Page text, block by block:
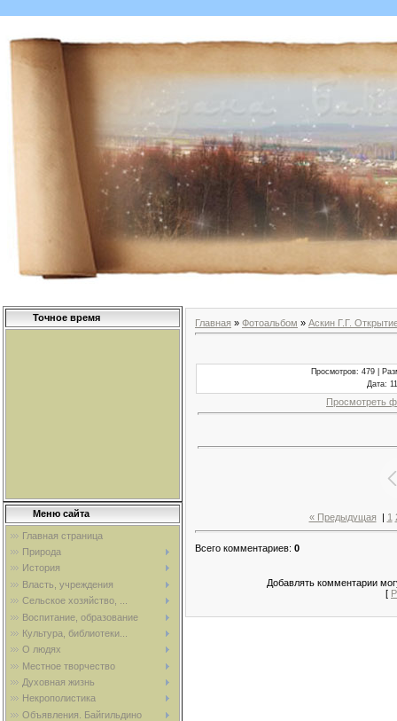
Точное время
Меню сайта
Главная страница
Природа
История
Власть, учреждения
Сельское хозяйство, ...
Воспитание, образование
Культура, библиотеки...
О людях
Местное творчество
Духовная жизнь
Некрополистика
Объявления. Байгильдино
Главная » Фотоальбом » Аскин Г.Г.
Просмотров: 479 |
Дата:
Просмотреть
« Предыдущая 1
Всего комментариев: 0
Добавлять комментарии
[